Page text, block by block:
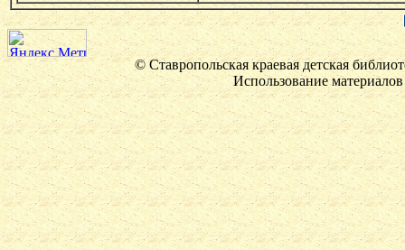
© Ставропольская краевая детская
Использование